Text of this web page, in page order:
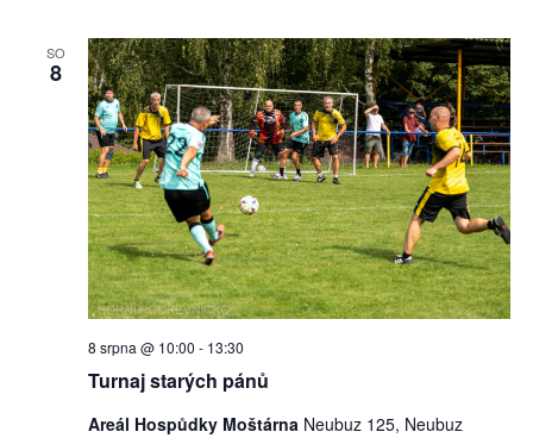
SO
8
Turnaj starých pánů
8 srpna @ 10:00 - 13:30
Areál Hospůdky Moštárna Neubuz 125, Neubuz